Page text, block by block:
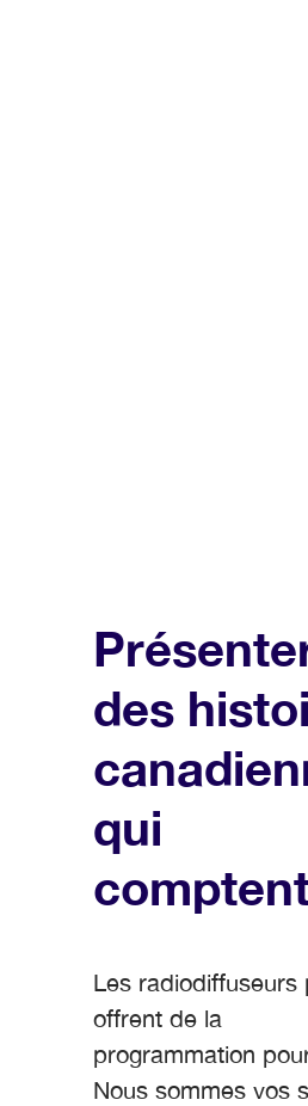
des
qui
Les radiodiffuseurs
offrent de la
programmation
Nous sommes vos